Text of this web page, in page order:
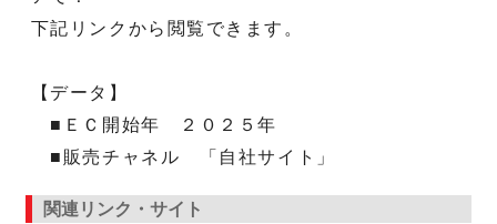
下記リンクから閲覧できます。
【データ】
■ＥＣ開始年 ２０２５年
■販売チャネル 「自社サイト」
関連リンク・サイト